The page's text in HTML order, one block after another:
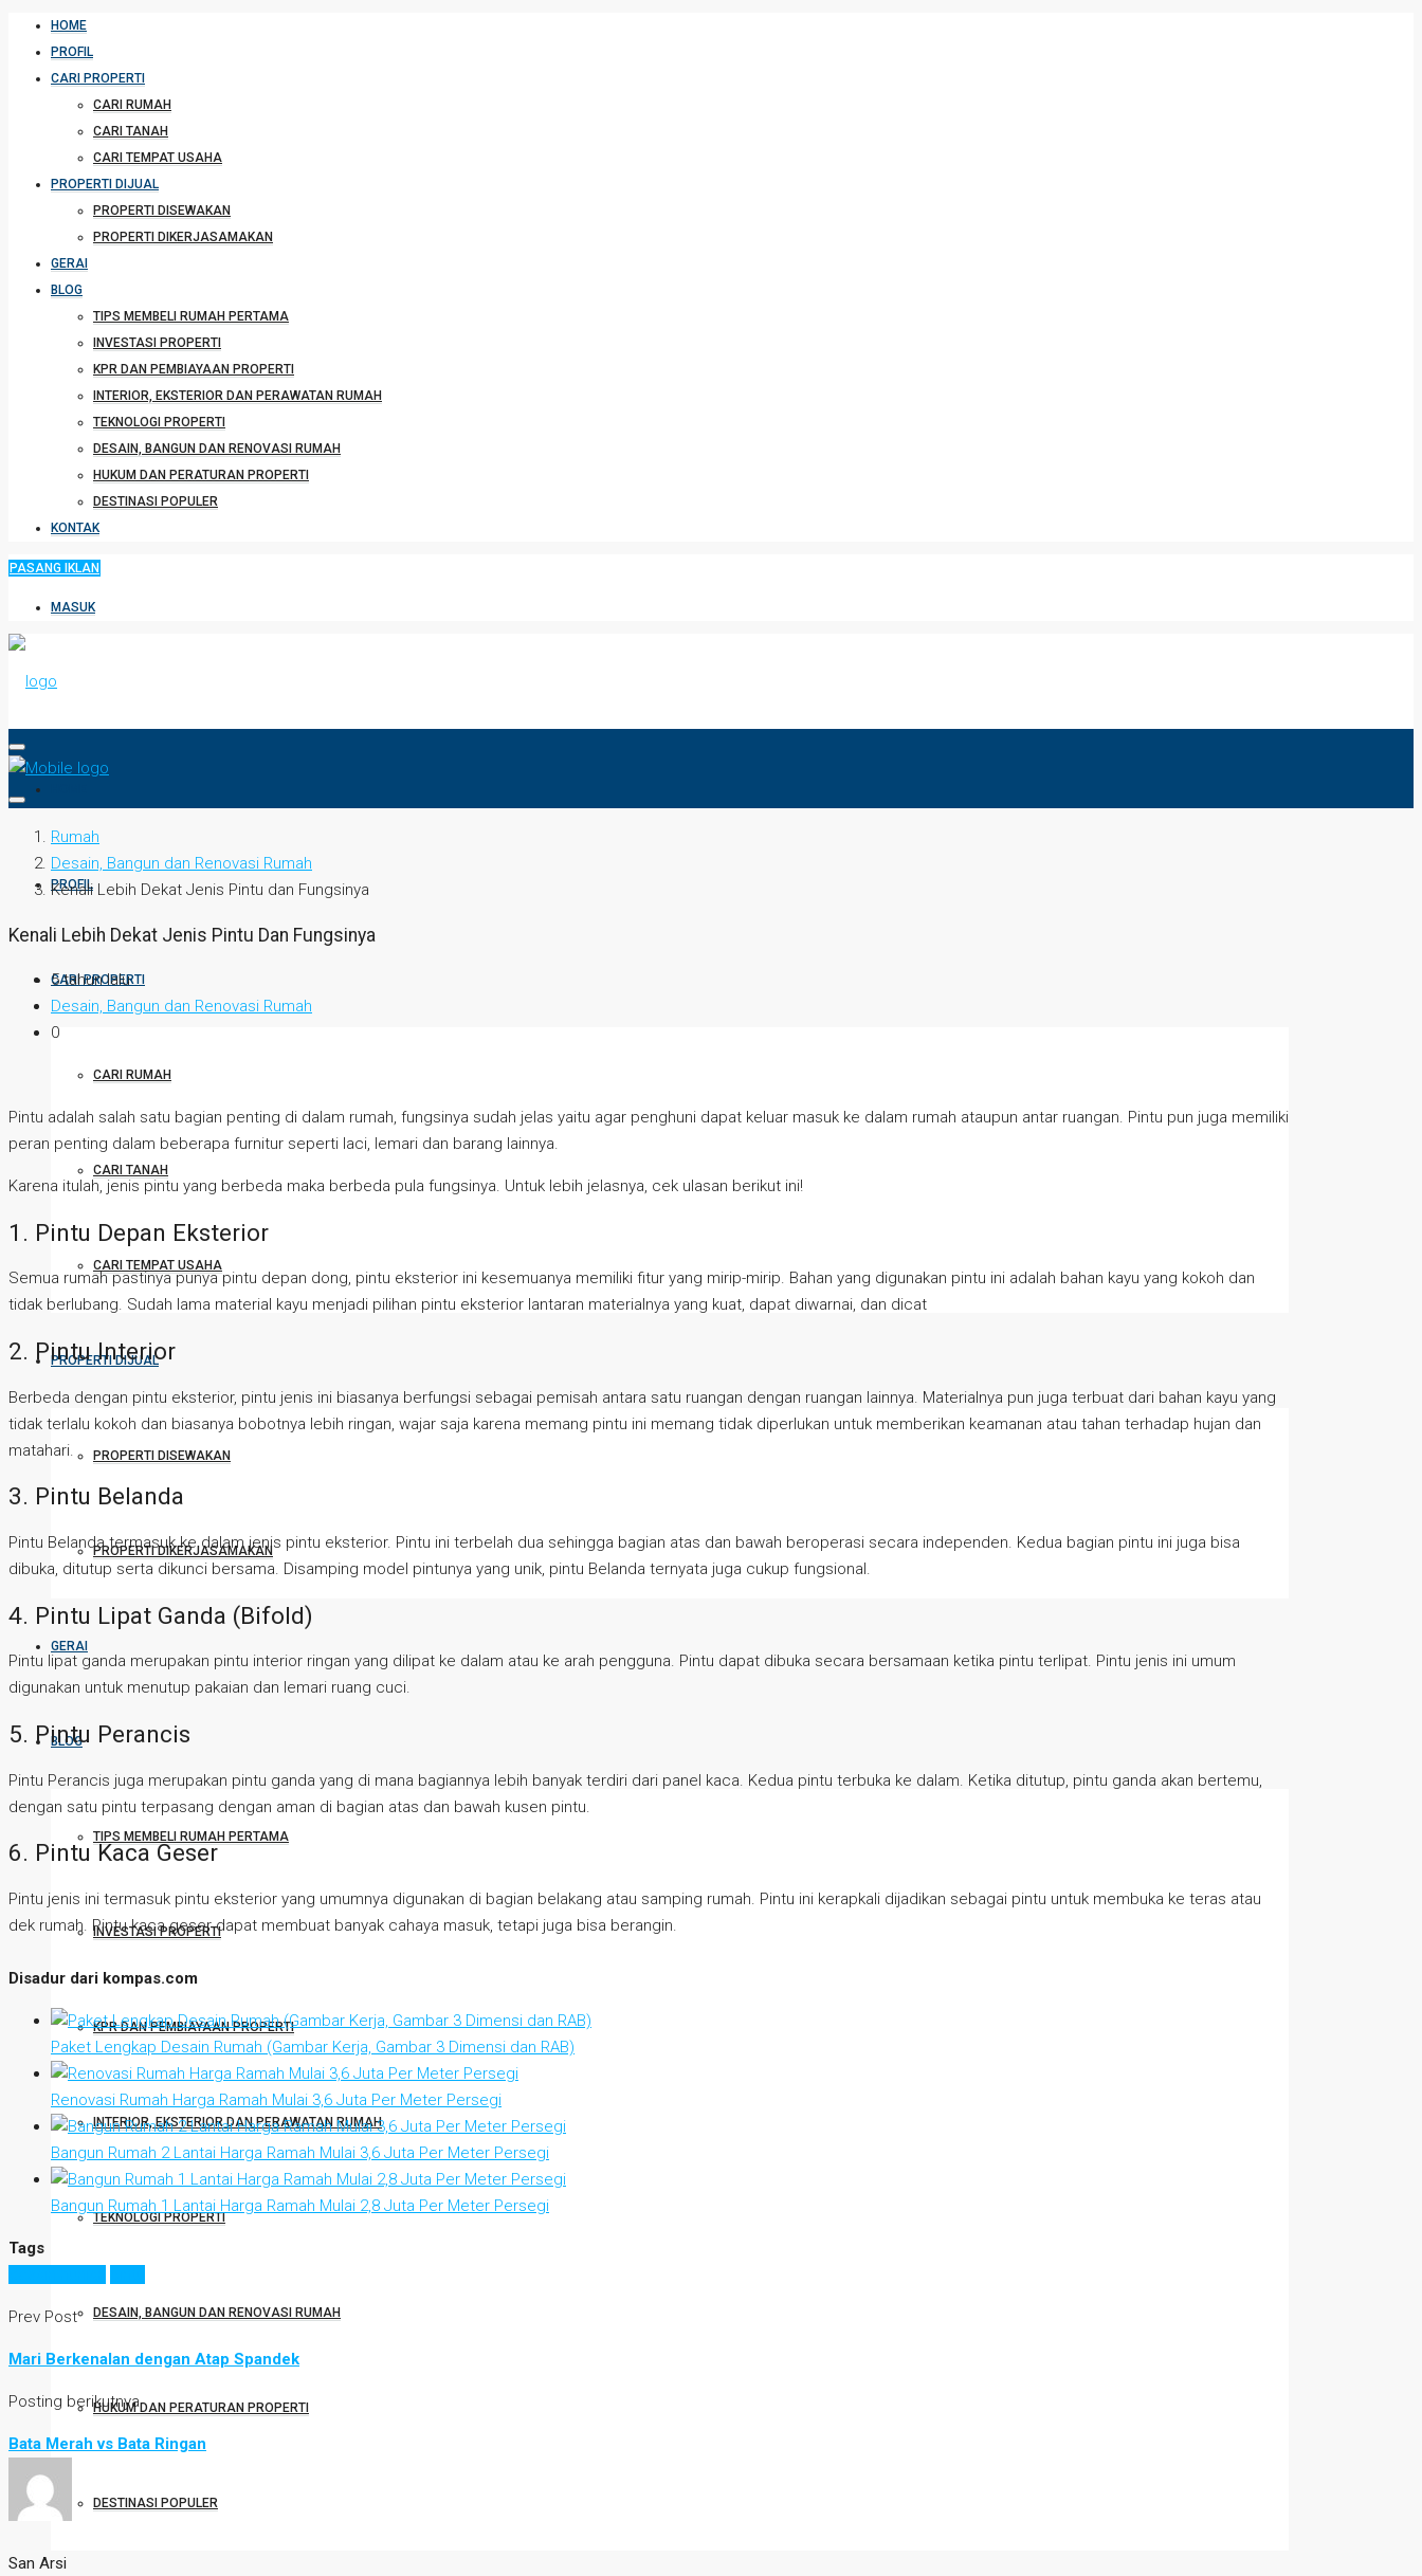
HOME
PROFIL
CARI PROPERTI
CARI RUMAH
CARI TANAH
CARI TEMPAT USAHA
PROPERTI DIJUAL
PROPERTI DISEWAKAN
PROPERTI DIKERJASAMAKAN
GERAI
BLOG
TIPS MEMBELI RUMAH PERTAMA
INVESTASI PROPERTI
KPR DAN PEMBIAYAAN PROPERTI
INTERIOR, EKSTERIOR DAN PERAWATAN RUMAH
TEKNOLOGI PROPERTI
DESAIN, BANGUN DAN RENOVASI RUMAH
HUKUM DAN PERATURAN PROPERTI
DESTINASI POPULER
KONTAK
PASANG IKLAN
MASUK
PROFIL
CARI PROPERTI
CARI RUMAH
CARI TANAH
CARI TEMPAT USAHA
PROPERTI DIJUAL
PROPERTI DISEWAKAN
PROPERTI DIKERJASAMAKAN
GERAI
BLOG
TIPS MEMBELI RUMAH PERTAMA
INVESTASI PROPERTI
KPR DAN PEMBIAYAAN PROPERTI
INTERIOR, EKSTERIOR DAN PERAWATAN RUMAH
TEKNOLOGI PROPERTI
DESAIN, BANGUN DAN RENOVASI RUMAH
HUKUM DAN PERATURAN PROPERTI
DESTINASI POPULER
Rumah
Desain, Bangun dan Renovasi Rumah
Kenali Lebih Dekat Jenis Pintu dan Fungsinya
Kenali Lebih Dekat Jenis Pintu Dan Fungsinya
5 tahun lalu
Desain, Bangun dan Renovasi Rumah
0
Pintu adalah salah satu bagian penting di dalam rumah, fungsinya sudah jelas yaitu agar penghuni dapat keluar masuk ke dalam rumah ataupun antar ruangan. Pintu pun juga memiliki
peran penting dalam beberapa furnitur seperti laci, lemari dan barang lainnya.
Karena itulah, jenis pintu yang berbeda maka berbeda pula fungsinya. Untuk lebih jelasnya, cek ulasan berikut ini!
1. Pintu Depan Eksterior
Semua rumah pastinya punya pintu depan dong, pintu eksterior ini kesemuanya memiliki fitur yang mirip-mirip. Bahan yang digunakan pintu ini adalah bahan kayu yang kokoh dan
tidak berlubang. Sudah lama material kayu menjadi pilihan pintu eksterior lantaran materialnya yang kuat, dapat diwarnai, dan dicat
2. Pintu Interior
Berbeda dengan pintu eksterior, pintu jenis ini biasanya berfungsi sebagai pemisah antara satu ruangan dengan ruangan lainnya. Materialnya pun juga terbuat dari bahan kayu yang
tidak terlalu kokoh dan biasanya bobotnya lebih ringan, wajar saja karena memang pintu ini memang tidak diperlukan untuk memberikan keamanan atau tahan terhadap hujan dan
matahari.
3. Pintu Belanda
Pintu Belanda termasuk ke dalam jenis pintu eksterior. Pintu ini terbelah dua sehingga bagian atas dan bawah beroperasi secara independen. Kedua bagian pintu ini juga bisa
dibuka, ditutup serta dikunci bersama. Disamping model pintunya yang unik, pintu Belanda ternyata juga cukup fungsional.
4. Pintu Lipat Ganda (Bifold)
Pintu lipat ganda merupakan pintu interior ringan yang dilipat ke dalam atau ke arah pengguna. Pintu dapat dibuka secara bersamaan ketika pintu terlipat. Pintu jenis ini umum
digunakan untuk menutup pakaian dan lemari ruang cuci.
5. Pintu Perancis
Pintu Perancis juga merupakan pintu ganda yang di mana bagiannya lebih banyak terdiri dari panel kaca. Kedua pintu terbuka ke dalam. Ketika ditutup, pintu ganda akan bertemu,
dengan satu pintu terpasang dengan aman di bagian atas dan bawah kusen pintu.
6. Pintu Kaca Geser
Pintu jenis ini termasuk pintu eksterior yang umumnya digunakan di bagian belakang atau samping rumah. Pintu ini kerapkali dijadikan sebagai pintu untuk membuka ke teras atau
dek rumah. Pintu kaca geser dapat membuat banyak cahaya masuk, tetapi juga bisa berangin.
Disadur dari kompas.com
Paket Lengkap Desain Rumah (Gambar Kerja, Gambar 3 Dimensi dan RAB)
Renovasi Rumah Harga Ramah Mulai 3,6 Juta Per Meter Persegi
Bangun Rumah 2 Lantai Harga Ramah Mulai 3,6 Juta Per Meter Persegi
Bangun Rumah 1 Lantai Harga Ramah Mulai 2,8 Juta Per Meter Persegi
Tags
Prev Post
Mari Berkenalan dengan Atap Spandek
Posting berikutnya
Bata Merah vs Bata Ringan
San Arsi